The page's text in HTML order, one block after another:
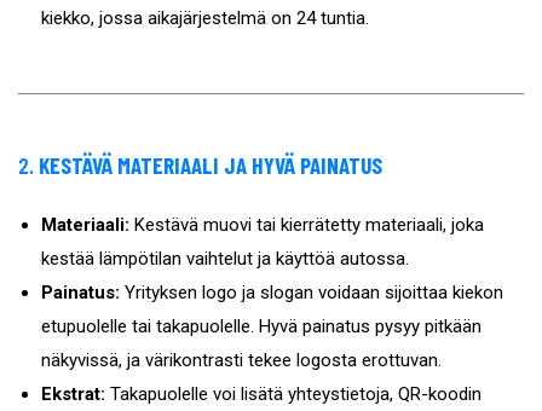
kiekko, jossa aikajärjestelmä on 24 tuntia.
2. KESTÄVÄ MATERIAALI JA HYVÄ PAINATUS
Materiaali: Kestävä muovi tai kierrätetty materiaali, joka
kestää lämpötilan vaihtelut ja käyttöä autossa.
Painatus: Yrityksen logo ja slogan voidaan sijoittaa kiekon
etupuolelle tai takapuolelle. Hyvä painatus pysyy pitkään
näkyvissä, ja värikontrasti tekee logosta erottuvan.
Ekstrat: Takapuolelle voi lisätä yhteystietoja, QR-koodin